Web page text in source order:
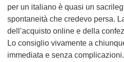
per un italiano è quasi un
spontaneità che credevo persa.
dell’acquisto online e della
Lo consiglio vivamente a
immediata e senza